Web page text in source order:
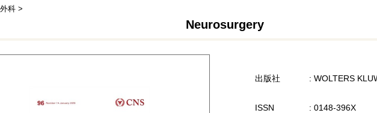
科 >
Neurosurgery
出版社 : WOLTERS
ISSN : 0148-396X